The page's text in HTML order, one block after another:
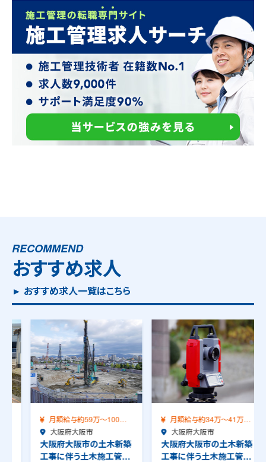
RECOMMEND
おすすめ求人
► おすすめ求人一覧はこちら
月額給与約59万～100万
（前職給与保証…
大阪府大阪市
大阪府大阪市の土木新築
工事に伴う土木施工管理
月額給与約34万～41万
（前職給与保証）…
大阪府大阪市
大阪府大阪市の土木新築
工事に伴う土木施工管理